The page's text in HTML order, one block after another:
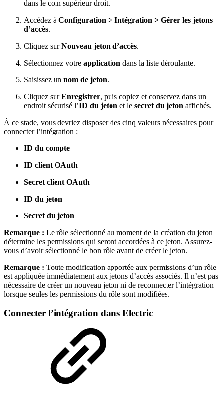
dans le coin supérieur droit.
Accédez à Configuration > Intégration > Gérer les jetons
d’accès.
Cliquez surNouveau jeton d’accès.
Sélectionnez votre application dans la liste déroulante.
Saisissez un nom de jeton.
Cliquez surEnregistrer, puis copiez et conservez dans un
endroit sécurisé l’ID du jeton et le secret du jeton affichés.
À ce stade, vous devriez disposer des cinq valeurs nécessaires pour
connecter l’intégration :
ID du compte
ID client OAuth
Secret client OAuth
ID du jeton
Secret du jeton
Remarque : Le rôle sélectionné au moment de la création du jeton
détermine les permissions qui seront accordées à ce jeton. Assurez-
vous d’avoir sélectionné le bon rôle avant de créer le jeton.
Remarque : Toute modification apportée aux permissions d’un rôle
est appliquée immédiatement aux jetons d’accès associés. Il n’est pas
nécessaire de créer un nouveau jeton ni de reconnecter l’intégration
lorsque seules les permissions du rôle sont modifiées.
Connecter l’intégration dans Electric